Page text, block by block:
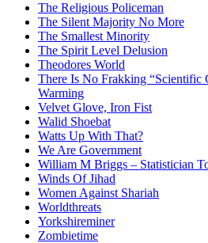
The Religious Policeman
The Silent Majority No More
The Smallest Minority
The Spirit Level Delusion
Theodores World
There Is No Frakking “Scientific
Warming
Velvet Glove, Iron Fist
Walid Shoebat
Watts Up With That?
We Are Government
William M Briggs – Statistician
Winds Of Jihad
Women Against Shariah
Worldthreats
Yorkshireminer
Zombietime